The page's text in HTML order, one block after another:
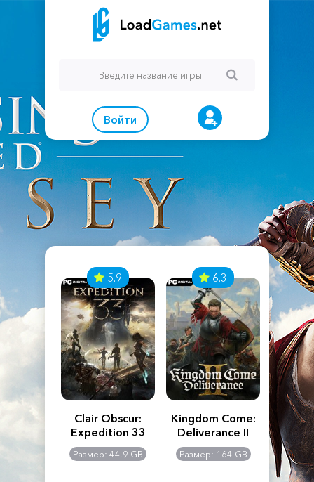
Войти
Creed
5.9
Clair Obscur:
Expedition 33
Размер: 44.9 GB
6.3
Kingdom Come:
Deliverance II
Размер: 164 GB
The